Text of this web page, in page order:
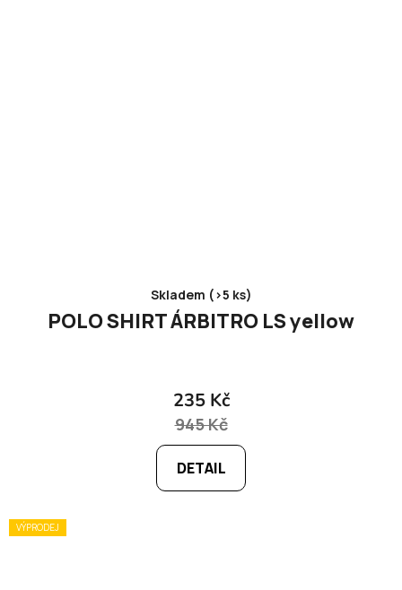
Skladem (>5 ks)
POLO SHIRT ÁRBITRO LS yellow
235 Kč
945 Kč
DETAIL
VÝPRODEJ